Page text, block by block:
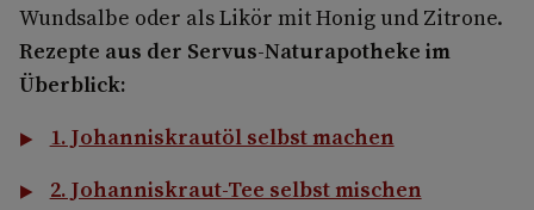
Wundsalbe oder als Likör mit Honig und Zitrone.
Rezepte aus der Servus-Naturapotheke im
Überblick:
1. Johanniskrautöl selbst machen
2. Johanniskraut-Tee selbst mischen